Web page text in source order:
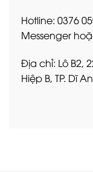
Hotline: 0376
Messenger
Địa chỉ: Lô B2,
Hiệp B, TP. Dĩ